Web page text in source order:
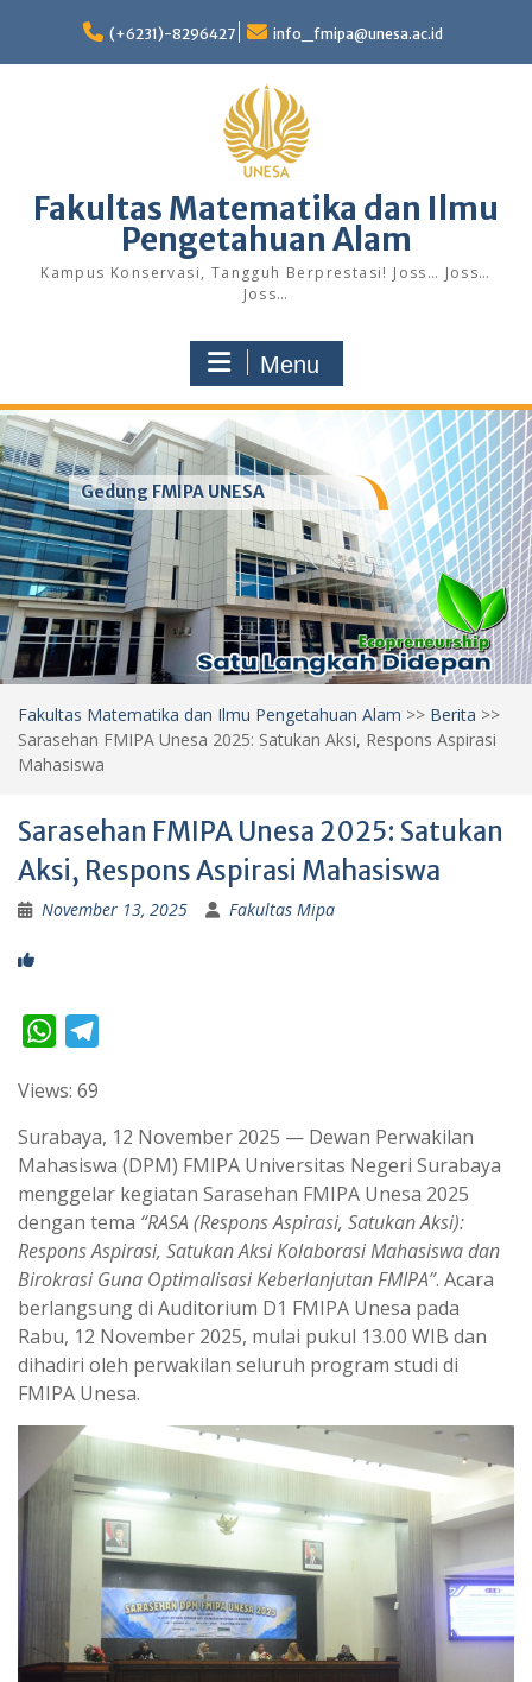
content
(+6231)-8296427 info_fmipa@unesa.ac.id
Fakultas Matematika dan Ilmu
Pengetahuan Alam
Kampus Konservasi, Tangguh Berprestasi! Joss… Joss…
Joss…
Menu
Gedung FMIPA UNESA
Fakultas Matematika dan Ilmu Pengetahuan Alam >> Berita >>
Sarasehan FMIPA Unesa 2025: Satukan Aksi, Respons Aspirasi
Mahasiswa
Sarasehan FMIPA Unesa 2025: Satukan
Aksi, Respons Aspirasi Mahasiswa
November 13, 2025 Fakultas Mipa
W
a
t
s
A
p
p
e
g
r
a
m
Views: 69
Surabaya, 12 November 2025 — Dewan Perwakilan
Mahasiswa (DPM) FMIPA Universitas Negeri Surabaya
menggelar kegiatan Sarasehan FMIPA Unesa 2025
dengan tema “RASA (Respons Aspirasi, Satukan Aksi):
Respons Aspirasi, Satukan Aksi Kolaborasi Mahasiswa dan
Birokrasi Guna Optimalisasi Keberlanjutan FMIPA”. Acara
berlangsung di Auditorium D1 FMIPA Unesa pada
Rabu, 12 November 2025, mulai pukul 13.00 WIB dan
dihadiri oleh perwakilan seluruh program studi di
FMIPA Unesa.